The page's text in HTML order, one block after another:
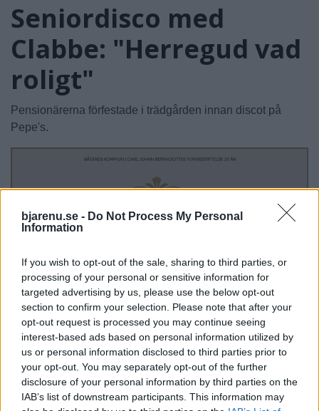
bjarenu.se - Do Not Process My Personal
Information
If you wish to opt-out of the sale, sharing to third parties, or
processing of your personal or sensitive information for
targeted advertising by us, please use the below opt-out
section to confirm your selection. Please note that after your
opt-out request is processed you may continue seeing
interest-based ads based on personal information utilized by
us or personal information disclosed to third parties prior to
your opt-out. You may separately opt-out of the further
disclosure of your personal information by third parties on the
IAB’s list of downstream participants. This information may
Seniordisco med
Clabbe: "Herregud vad
roligt"
Pensionärerna förfestade i trädgården innan discot på
Pepe's.